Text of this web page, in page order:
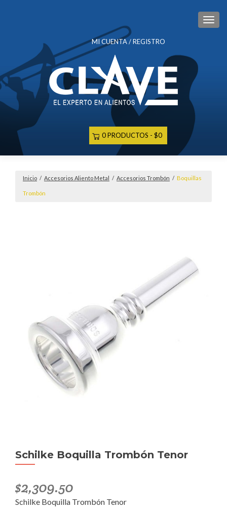
MI CUENTA / REGISTRO
0 PRODUCTOS $0
Inicio / Accesorios Aliento Metal / Accesorios Trombón / Boquillas
Trombón
Schilke Boquilla Trombón Tenor
$2,309.50
Schilke Boquilla Trombón Tenor